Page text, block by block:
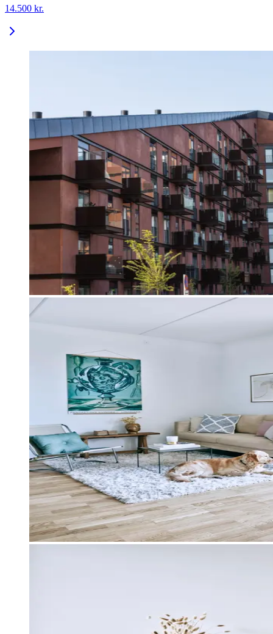
14.500 kr.